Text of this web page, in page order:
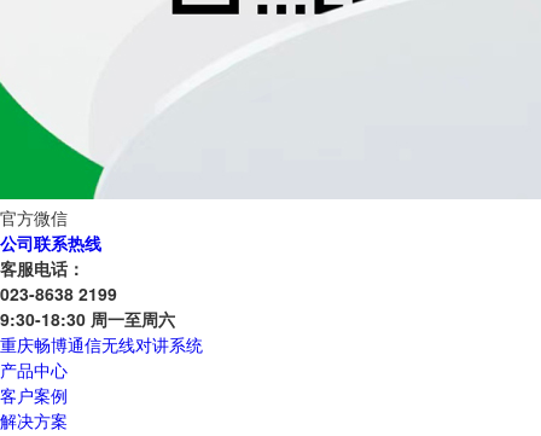
官方微信
公司联系热线
客服电话：
023-8638 2199
9:30-18:30 周一至周六
重庆畅博通信无线对讲系统
产品中心
客户案例
解决方案